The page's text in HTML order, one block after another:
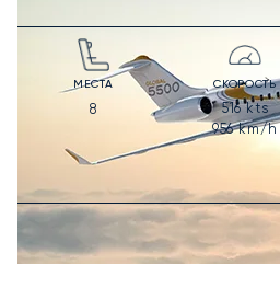
МЕСТА
8
СКОРОСТЬ
516kts
956km/h